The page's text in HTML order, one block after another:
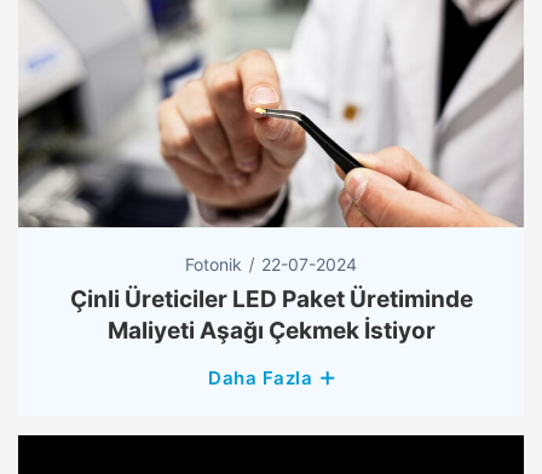
Fotonik 22-07-2024
Çinli Üreticiler LED Paket Üretiminde
Maliyeti Aşağı Çekmek İstiyor
Daha Fazla